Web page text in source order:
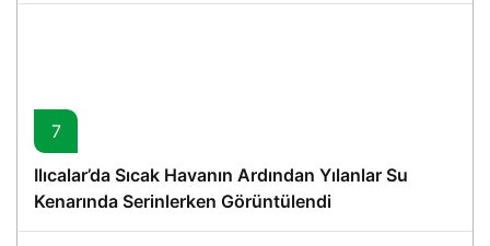
7
Ilıcalar’da Sıcak Havanın Ardından Yılanlar Su
Kenarında Serinlerken Görüntülendi